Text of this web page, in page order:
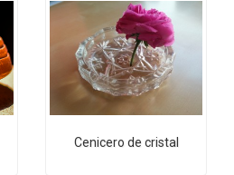
Cenicero de cristal